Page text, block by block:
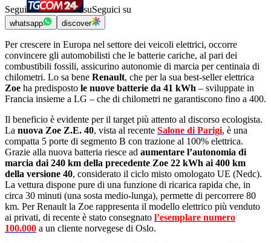
Segui suSeguici su
whatsapp discover
Per crescere in Europa nel settore dei veicoli elettrici, occorre
convincere gli automobilisti che le batterie cariche, al pari dei
combustibili fossili, assicurino autonomie di marcia per centinaia di
chilometri. Lo sa bene Renault, che per la sua best-seller elettrica
Zoe ha predisposto le nuove batterie da 41 kWh ‒ sviluppate in
Francia insieme a LG ‒ che di chilometri ne garantiscono fino a 400.
Il beneficio è evidente per il target più attento al discorso ecologista.
La nuova Zoe Z.E. 40, vista al recente Salone di Parigi, è una
compatta 5 porte di segmento B con trazione al 100% elettrica.
Grazie alla nuova batteria riesce ad aumentare lʼautonomia di
marcia dai 240 km della precedente Zoe 22 kWh ai 400 km
della versione 40, considerato il ciclo misto omologato UE (Nedc).
La vettura dispone pure di una funzione di ricarica rapida che, in
circa 30 minuti (una sosta medio-lunga), permette di percorrere 80
km. Per Renault la Zoe rappresenta il modello elettrico più venduto
ai privati, di recente è stato consegnato lʼesemplare numero
100.000 a un cliente norvegese di Oslo.